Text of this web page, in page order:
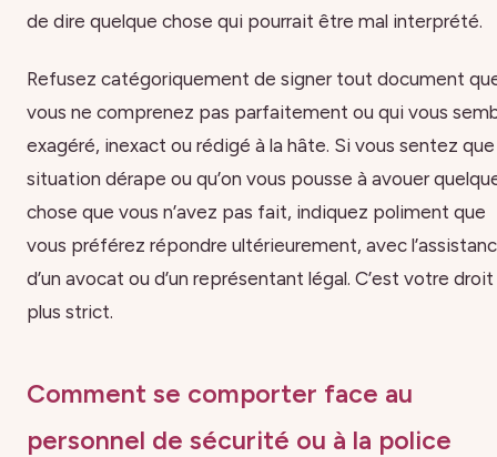
de dire quelque chose qui pourrait être mal interprété.
Refusez catégoriquement de signer tout document
vous ne comprenez pas parfaitement ou qui vous
exagéré, inexact ou rédigé à la hâte. Si vous sentez que
situation dérape ou qu’on vous pousse à avouer
chose que vous n’avez pas fait, indiquez poliment que
vous préférez répondre ultérieurement, avec
d’un avocat ou d’un représentant légal. C’est votre
plus strict.
Comment se comporter face au
personnel de sécurité ou à la police